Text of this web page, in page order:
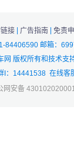
接 | 广告指南 | 免责
84406590 邮箱：
网 版权所有和技术支持
I：14441538 在线客
网安备